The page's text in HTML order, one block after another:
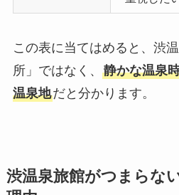
この表に当てはめると、渋
所」ではなく、 静かな温泉
温泉地だと分かります。
渋温泉旅館がつまらな